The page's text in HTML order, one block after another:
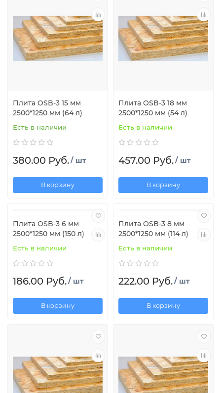
Плита OSB-3 15 мм
2500*1250 мм (64 л)
Есть в наличии
380.00 Руб./ шт
В корзину
Плита OSB-3 18 мм
2500*1250 мм (54 л)
Есть в наличии
457.00 Руб./ шт
В корзину
Плита OSB-3 6 мм
2500*1250 мм (150 л)
Есть в наличии
186.00 Руб./ шт
В корзину
Плита OSB-3 8 мм
2500*1250 мм (114 л)
Есть в наличии
222.00 Руб./ шт
В корзину